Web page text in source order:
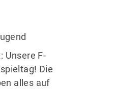
Unsere F-
Die
alles auf